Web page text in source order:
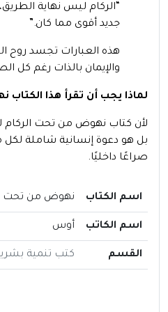
“الركام ليس نهاية
جديد أقوى مما كان.”
هذه العبارات تجسد روح
والإيمان بالذات رغم كل
لماذا يجب أن تقرأ هذا
لأن كتاب نهوض من تحت
بل هو دعوة إنسانية شاملة
صراعًا داخليًا.
اسم الكتاب نهوض من تحت
اسم الكاتب أوس
القسم كتب تنمية